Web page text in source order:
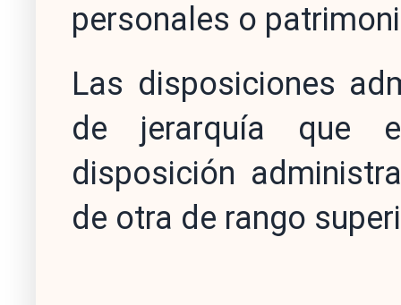
personales o
Las disposiciones
de jerarquía que
disposición
de otra de rango